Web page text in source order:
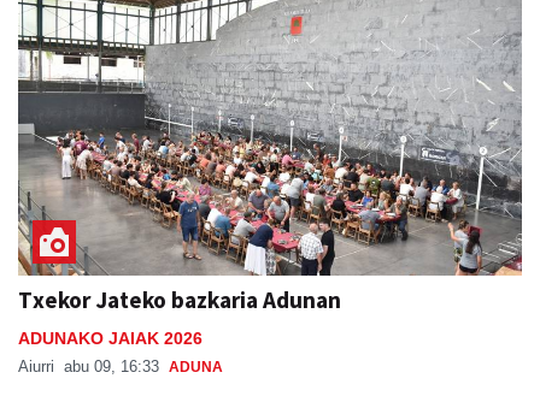
Txekor Jateko bazkaria Adunan
ADUNAKO JAIAK 2026
Aiurri abu 09, 16:33 ADUNA